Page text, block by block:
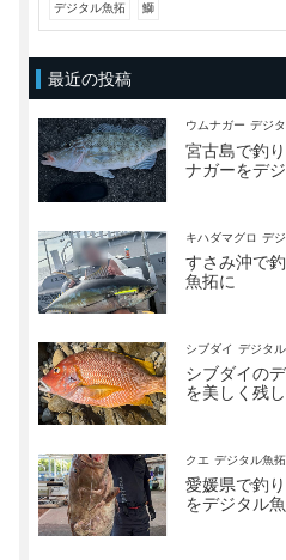
デジタル魚拓 鰤
最近の投稿
ウムナガー デジ
宮古島で釣
ナガーをデ
キハダマグロ デ
すさみ沖で
魚拓に
シブダイ デジタ
シブダイの
を美しく残
クエ デジタル魚拓
愛媛県で釣
をデジタル